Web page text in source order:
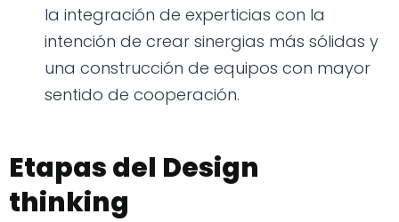
la integración de experticias con la
intención de crear sinergias más sólidas y
una construcción de equipos con mayor
sentido de cooperación.
Etapas del Design
thinking